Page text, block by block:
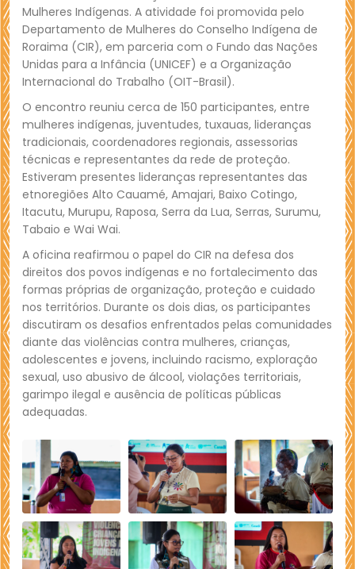
Mulheres Indígenas. A atividade foi promovida pelo
Departamento de Mulheres do Conselho Indígena de
Roraima (CIR), em parceria com o Fundo das Nações
Unidas para a Infância (UNICEF) e a Organização
Internacional do Trabalho (OIT-Brasil).
O encontro reuniu cerca de 150 participantes, entre
mulheres indígenas, juventudes, tuxauas, lideranças
tradicionais, coordenadores regionais, assessorias
técnicas e representantes da rede de proteção.
Estiveram presentes lideranças representantes das
etnoregiões Alto Cauamé, Amajari, Baixo Cotingo,
Itacutu, Murupu, Raposa, Serra da Lua, Serras, Surumu,
Tabaio e Wai Wai.
A oficina reafirmou o papel do CIR na defesa dos
direitos dos povos indígenas e no fortalecimento das
formas próprias de organização, proteção e cuidado
nos territórios. Durante os dois dias, os participantes
discutiram os desafios enfrentados pelas comunidades
diante das violências contra mulheres, crianças,
adolescentes e jovens, incluindo racismo, exploração
sexual, uso abusivo de álcool, violações territoriais,
garimpo ilegal e ausência de políticas públicas
adequadas.